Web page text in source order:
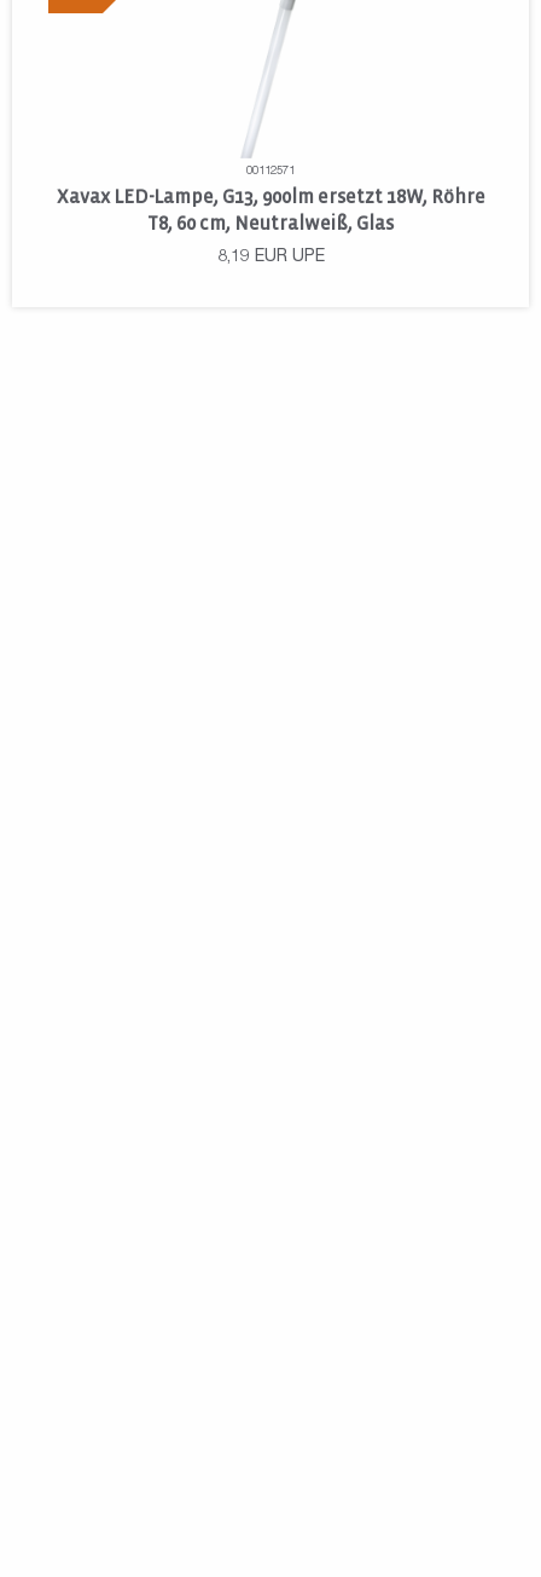
00112571
Xavax LED-Lampe, G13, 900lm ersetzt 18W, Röhre
T8, 60 cm, Neutralweiß, Glas
8,19 EUR UPE